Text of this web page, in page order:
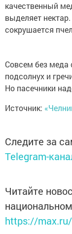
качественный
выделяет
сокрушается
Совсем без меда
подсолнух и
Но пасечники
Источник:
Следите за
Telegram-
Читайте
https://